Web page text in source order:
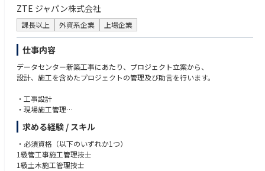
・PMや建築部門と連携した品質管理・サービス設計領域へのステップア
ップ
ZTE ジャパン株式会社
課長以上 外資系企業 上場企業
仕事内容
データセンター新築工事にあたり、プロジェクト立案から、
設計、施工を含めたプロジェクトの管理及び助言を行います。
・工事設計
・現場施工管理
・施工計画
・施工計画図作成
・安全管理
・工程管理
・品質管理
求める経験 / スキル
・必須資格（以下のいずれか1つ）
1級管工事施工管理技士
1級土木施工管理技士